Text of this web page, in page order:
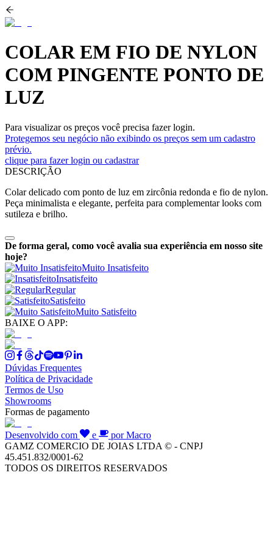
COLAR EM FIO DE NYLON
COM PINGENTE PONTO DE
LUZ
Para visualizar os preços você precisa fazer login.
Protegemos seu negócio não exibindo os preços sem um cadastro
prévio.
clique para fazer login ou cadastrar
DESCRIÇÃO
Colar delicado com ponto de luz em zircônia redonda e fio de nylon.
Peça minimalista e elegante, perfeita para complementar looks com
sutileza e brilho.
De forma geral, como você avalia sua experiência em nosso site
hoje?
Muito Insatisfeito
Insatisfeito
Regular
Satisfeito
Muito Satisfeito
BAIXE O APP:
Dúvidas Frequentes
Política de Privacidade
Termos de Uso
Showrooms
Formas de pagamento
Desenvolvido com e
por Macro
GAMZ COMERCIO DE JOIAS LTDA © - CNPJ
45.451.832/0001-62
TODOS OS DIREITOS RESERVADOS